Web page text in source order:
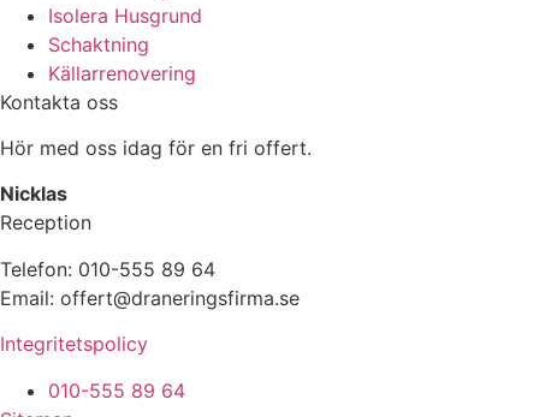
Isolera Husgrund
Schaktning
Källarrenovering
Kontakta oss
Hör med oss idag för en fri offert.
Nicklas
Reception
Telefon: 010-555 89 64
Email: offert@draneringsfirma.se
Integritetspolicy
010-555 89 64